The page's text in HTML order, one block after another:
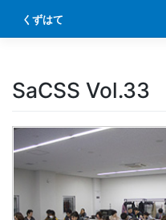
content
くずはて
SaCSS Vol.33